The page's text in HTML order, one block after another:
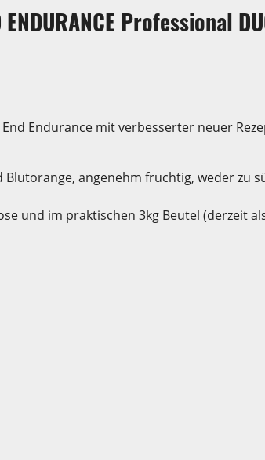
Professional
Endurance mit verbesserter neuer
angenehm fruchtig, weder zu
und im praktischen 3kg Beutel (derzeit